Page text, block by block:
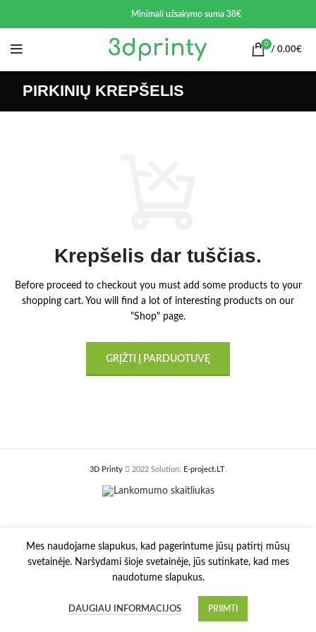
Minimali užsakymo suma 38€
0
/ 0.00€
PIRKINIŲ KREPŠELIS
Krepšelis dar tuščias.
Before proceed to checkout you must add some products to your
shopping cart. You will find a lot of interesting products on our
"Shop" page.
GRĮŽTI Į PARDUOTUVĘ
3D Printy 2022 Solution: E-project.LT.
Mes naudojame slapukus, kad pagerintume jūsų patirtį mūsų
svetainėje. Naršydami šioje svetainėje, jūs sutinkate, kad mes
naudotume slapukus.
DAUGIAU INFORMACIJOS PRIIMTI